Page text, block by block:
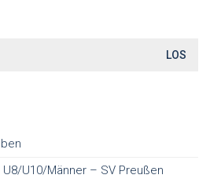
U10/Männer – SV Preußen